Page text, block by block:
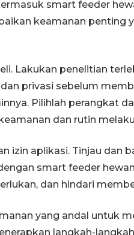
smart feeder
keamanan penting
Lakukan penelitian
privasi sebelum
Pilihlah perangkat
dan rutin
izin aplikasi. Tinjau dan
smart feeder
dan hindari
yang andal untuk
langkah-